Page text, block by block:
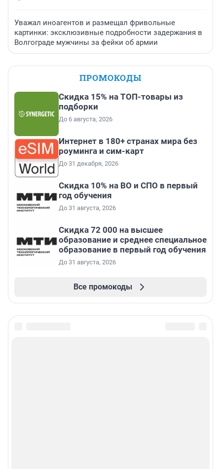
Уважал иноагентов и размещал фривольные
картинки: эксклюзивные подробности задержания в
Волгограде мужчины за фейки об армии
ПРОМОКОДЫ
Скидка 15% на ТОП-товары из
подборки
До 6 августа, 2026
Интернет в 180+ странах мира без
роуминга и сим-карт
До 31 декабря, 2026
Скидка 10% на ВО и СПО в первый
год обучения
До 31 августа, 2026
Скидка 72 000 на высшее
образование и среднее специальное
образование в первый год обучения
До 31 августа, 2026
Все промокоды